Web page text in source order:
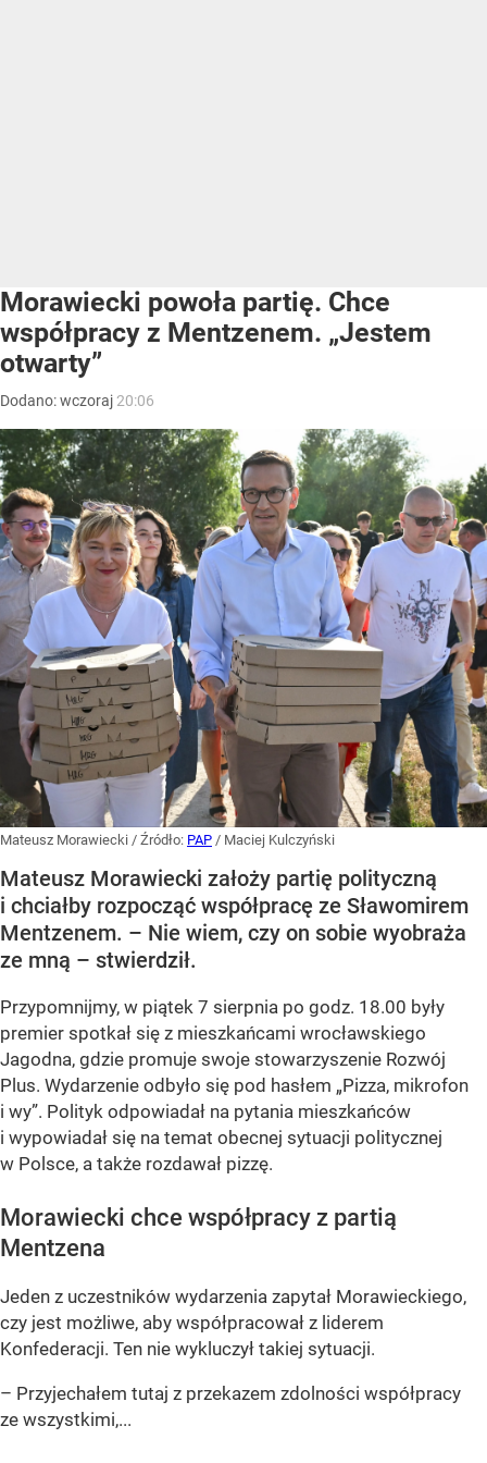
Morawiecki powoła partię. Chce
współpracy z Mentzenem. „Jestem
otwarty”
Dodano:wczoraj 20:06
Mateusz Morawiecki / Źródło: PAP / Maciej Kulczyński
Mateusz Morawiecki założy partię polityczną
i chciałby rozpocząć współpracę ze Sławomirem
Mentzenem. – Nie wiem, czy on sobie wyobraża
ze mną – stwierdził.
Przypomnijmy, w piątek 7 sierpnia po godz. 18.00 były
premier spotkał się z mieszkańcami wrocławskiego
Jagodna, gdzie promuje swoje stowarzyszenie Rozwój
Plus. Wydarzenie odbyło się pod hasłem „Pizza, mikrofon
i wy”. Polityk odpowiadał na pytania mieszkańców
i wypowiadał się na temat obecnej sytuacji politycznej
w Polsce, a także rozdawał pizzę.
Morawiecki chce współpracy z partią
Mentzena
Jeden z uczestników wydarzenia zapytał Morawieckiego,
czy jest możliwe, aby współpracował z liderem
Konfederacji. Ten nie wykluczył takiej sytuacji.
– Przyjechałem tutaj z przekazem zdolności współpracy
ze wszystkimi,...